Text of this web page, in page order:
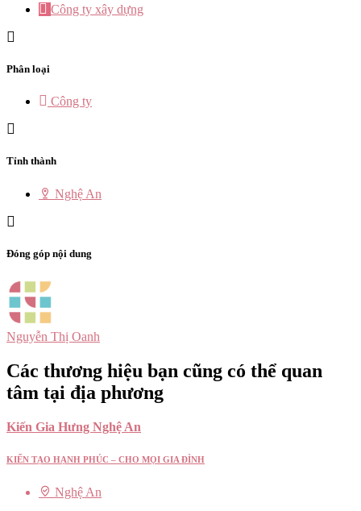
Công ty xây dựng
Phân loại
Công ty
Tỉnh thành
Nghệ An
Đóng góp nội dung
Nguyễn Thị Oanh
Các thương hiệu bạn cũng có thể quan
tâm tại địa phương
Kiến Gia Hưng Nghệ An
KIẾN TẠO HẠNH PHÚC – CHO MỌI GIA ĐÌNH
Nghệ An